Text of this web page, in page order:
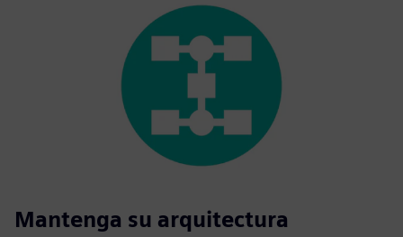
Mantenga su arquitectura